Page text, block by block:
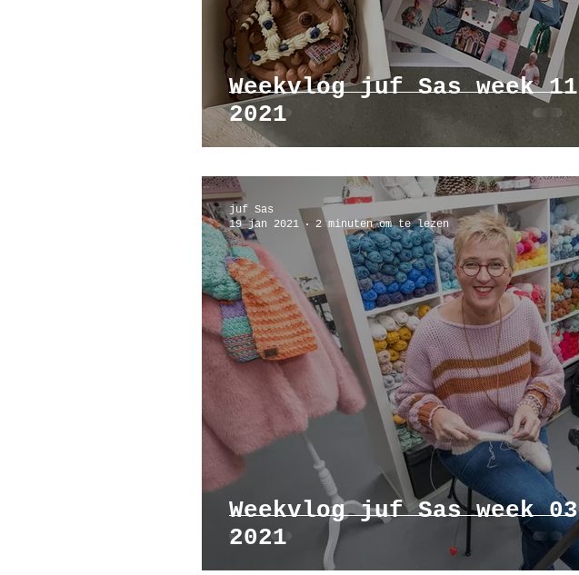
Weekvlog juf Sas week 11
2021
Weekvlog juf Sas week 03
2021
juf Sas
19 jan 2021
2 minuten om te lezen